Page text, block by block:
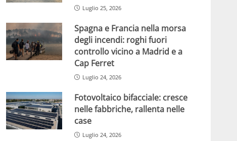
Luglio 25, 2026
Spagna e Francia nella morsa
degli incendi: roghi fuori
controllo vicino a Madrid e a
Cap Ferret
Luglio 24, 2026
Fotovoltaico bifacciale: cresce
nelle fabbriche, rallenta nelle
case
Luglio 24, 2026